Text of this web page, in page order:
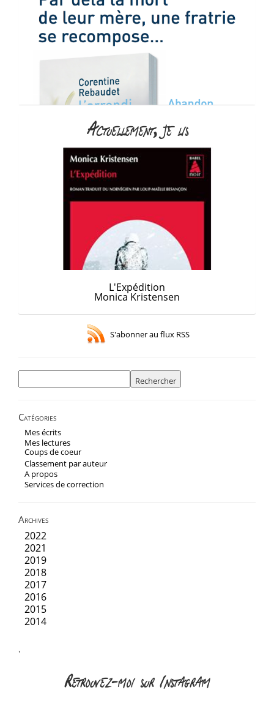
Actuellement, je lis
L'Expédition
Monica Kristensen
S'abonner au flux RSS
Rechercher :
Catégories
Mes écrits
Mes lectures
Coups de coeur
Classement par auteur
A propos
Services de correction
Archives
2022
2021
2019
2018
2017
2016
2015
2014
'
Retrouvez-moi sur Instagram